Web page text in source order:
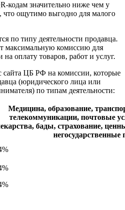
кодам значительно ниже чем у
что ощутимо выгодно для малого
по типу деятельности продавца.
максимальную комиссию для
на оплату товаров, работ и услуг.
сайта ЦБ РФ на комиссии, которые
(юридического лица или
по типам деятельности:
Медицина, образование,
телекоммуникации, почтовые
бады, страхование,